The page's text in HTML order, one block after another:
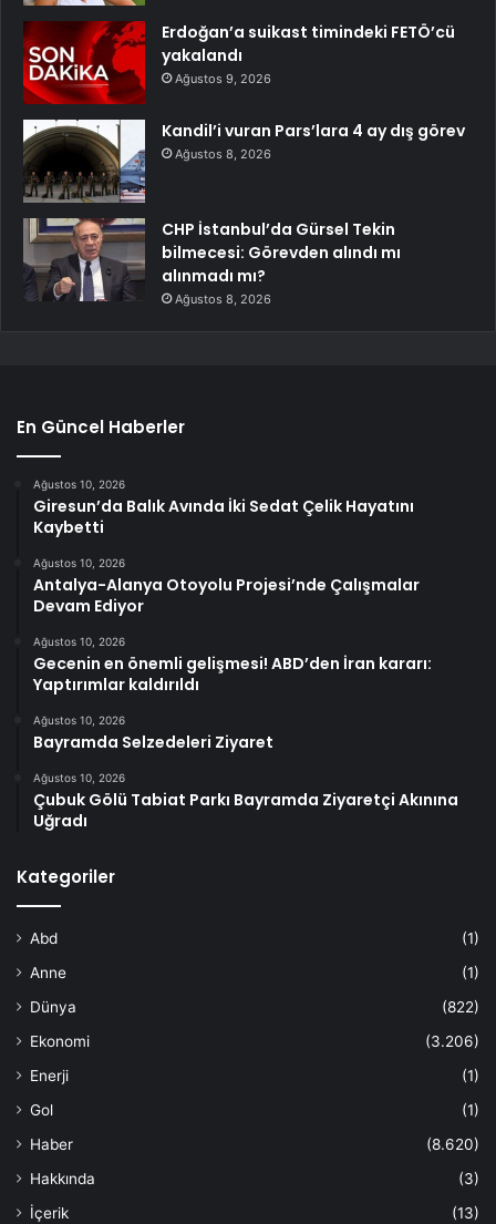
Erdoğan’a suikast timindeki FETÖ’cü
yakalandı
Ağustos 9, 2026
Kandil’i vuran Pars’lara 4 ay dış görev
Ağustos 8, 2026
CHP İstanbul’da Gürsel Tekin
bilmecesi: Görevden alındı mı
alınmadı mı?
Ağustos 8, 2026
En Güncel Haberler
Ağustos 10, 2026
Giresun’da Balık Avında İki Sedat Çelik Hayatını
Kaybetti
Ağustos 10, 2026
Antalya-Alanya Otoyolu Projesi’nde Çalışmalar
Devam Ediyor
Ağustos 10, 2026
Gecenin en önemli gelişmesi! ABD’den İran kararı:
Yaptırımlar kaldırıldı
Ağustos 10, 2026
Bayramda Selzedeleri Ziyaret
Ağustos 10, 2026
Çubuk Gölü Tabiat Parkı Bayramda Ziyaretçi Akınına
Uğradı
Kategoriler
Abd
(1)
Anne
(1)
Dünya
(822)
Ekonomi
(3.206)
Enerji
(1)
Gol
(1)
Haber
(8.620)
Hakkında
(3)
İçerik
(13)